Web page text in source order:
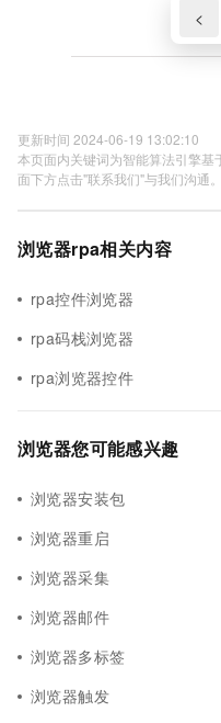
<
更新时间 2024-06-19 13:02:10
本页面内关键词为智能算法引擎
面下方点击"联系我们"与我们沟通。
浏览器rpa相关内容
rpa控件浏览器
rpa码栈浏览器
rpa浏览器控件
浏览器您可能感兴趣
浏览器安装包
浏览器重启
浏览器采集
浏览器邮件
浏览器多标签
浏览器触发